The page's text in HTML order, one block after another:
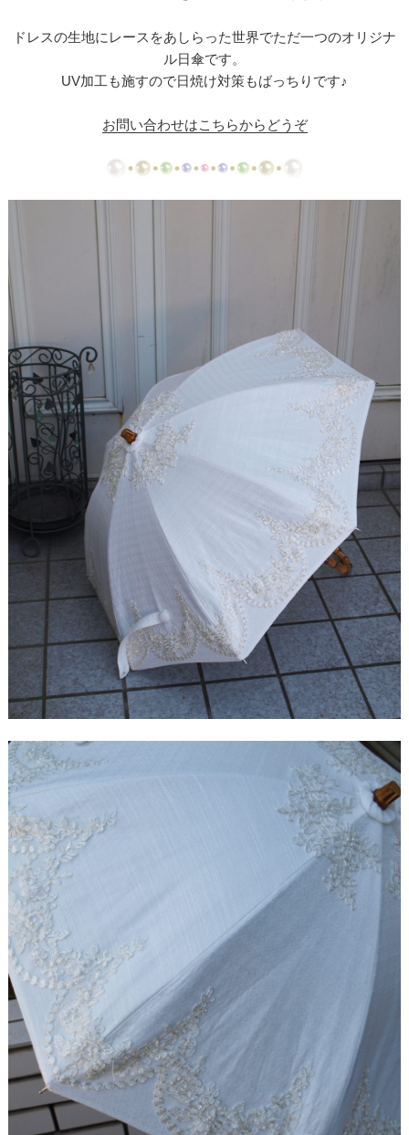
ードレス
【ドレスリメイク】ふんわりチュールのベビードレ
【ドレスリメイク】ミカドサテンのベビードレスⅠ
【ドレスリメイク】ミカドサテンのベビードレスⅡ
【ドレスリメイク】レースとチュールのふんわりベ
【ドレスリメイク】カラードレスリメイクのベビー
【ドレスリメイク】体重ベアドレスとバッグ
【ドレスリメイク】お花のアクセサリーボックス
【ドレス・タキシードリメイク】フレーム型ミニチ
ュアと日傘
【ドレスリメイク】スカートとショールとコサージ
【ドレスリメイク】レースのベビードレスと1/4ミニ
チュアドレス
【ドレスリメイク】ラビットペアのドレス＆タキシ
ード
【ドレスリメイク】セレモニーバッグ＆ポーチ
【ドレスリメイク】夢みるフリルのベビードレス
【ドレスリメイク】ダッフィーとシェリーメイのウ
ェディングドレス
【ドレスリメイク】豪華レースのミニチュアドレス
【ドレスリメイク】オーバードレス付きのベビード
レス
【ドレスリメイク】バッグ＆ポーチとフォトスタン
ド
【ドレスリメイク】シフォンオーガンジーのベビー
ドレス
【ドレスリメイク】フリルとレースの幸せベビード
レス
【ドレスリメイク】ラッフルフリルのベビードレス
ドレスの生地にレースをあしらった世界でただ一つのオリジナ
ル日傘です。
UV加工も施すので日焼け対策もばっちりです♪
お問い合わせはこちらからどうぞ